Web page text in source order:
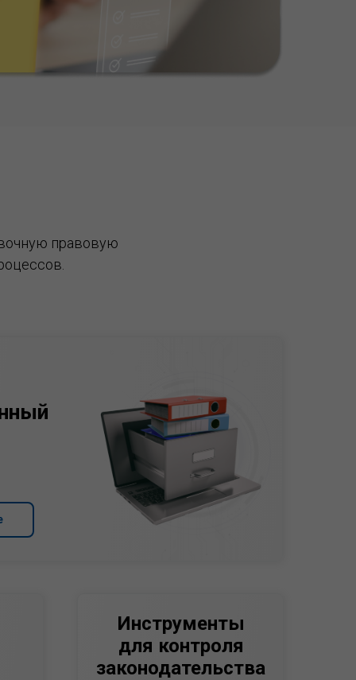
правовую
Инструменты
для контроля
законодательства